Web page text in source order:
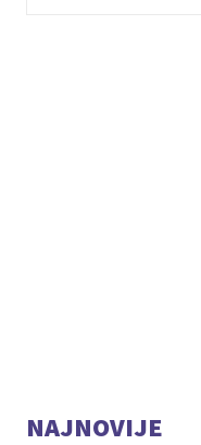
NAJNOVIJE